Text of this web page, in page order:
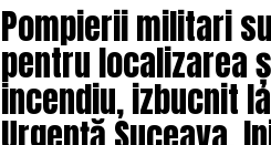
Pompierii militari
pentru localizarea
incendiu, izbucnit